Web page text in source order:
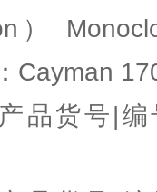
）
Cayman
品货号|